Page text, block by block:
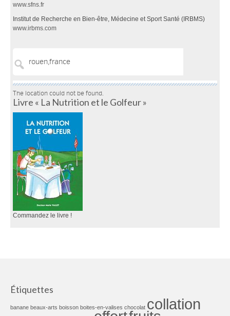
www.sfns.fr
Institut de Recherche en Bien-être, Médecine et Sport Santé (IRBMS)
www.irbms.com
The location could not be found.
Livre « La Nutrition et le Golfeur »
Commandez le livre !
Étiquettes
banane beaux-arts boisson boites-en-valises chocolat collation